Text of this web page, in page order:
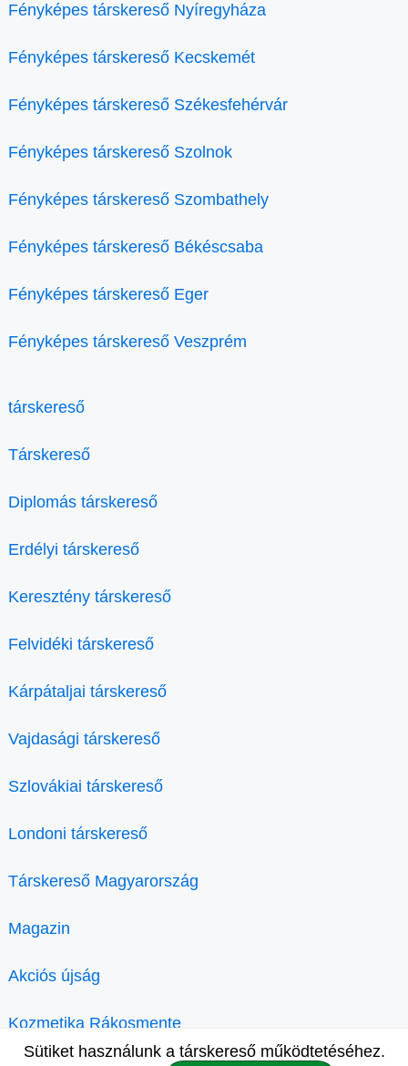
Fényképes társkereső Nyíregyháza
Fényképes társkereső Kecskemét
Fényképes társkereső Székesfehérvár
Fényképes társkereső Szolnok
Fényképes társkereső Szombathely
Fényképes társkereső Békéscsaba
Fényképes társkereső Eger
Fényképes társkereső Veszprém
társkereső
Társkereső
Diplomás társkereső
Erdélyi társkereső
Keresztény társkereső
Felvidéki társkereső
Kárpátaljai társkereső
Vajdasági társkereső
Szlovákiai társkereső
Londoni társkereső
Társkereső Magyarország
Magazin
Akciós újság
Kozmetika Rákosmente
Sütiket használunk a társkereső működtetéséhez.